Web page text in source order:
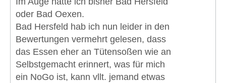
oder Bad Oexen.
Bad Hersfeld hab ich nun leider in den
Bewertungen vermehrt gelesen, dass
das Essen eher an Tütensoßen wie an
Selbstgemacht erinnert, was für mich
ein NoGo ist, kann vllt. jemand etwas